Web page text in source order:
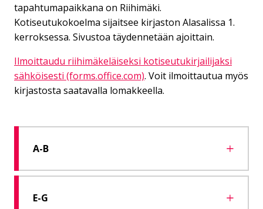
tapahtumapaikkana on Riihimäki.
Kotiseutukokoelma sijaitsee kirjaston Alasalissa 1.
kerroksessa. Sivustoa täydennetään ajoittain.
Ilmoittaudu riihimäkeläiseksi kotiseutukirjailijaksi
sähköisesti (forms.office.com). Voit ilmoittautua myös
kirjastosta saatavalla lomakkeella.
A-B
E-G